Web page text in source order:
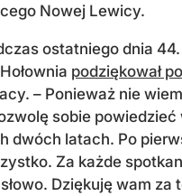
Nowej Lewicy.
ostatniego dnia 44.
podziękował
– Ponieważ nie
sobie powiedzieć
dwóch latach. Po
Za każde
Dziękuję wam za